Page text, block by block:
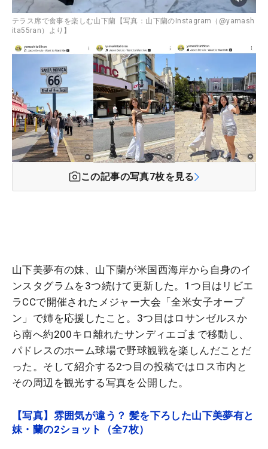
テラス席で食事を楽しむ山下蘭【写真：山下蘭のInstagram（@yamash
ita55ran）より】
この記事の写真7枚を見る
山下美夢有の妹、山下蘭が米国西海岸から自身のイ
ンスタグラムを3つ続けて更新した。1つ目はリビエ
ラCCで開催されたメジャー大会「全米女子オープ
ン」で姉を応援したこと。3つ目はロサンゼルスか
ら南へ約200キロ離れたサンディエゴまで移動し、
パドレスのホーム球場で野球観戦を楽しんだことだ
った。そして紹介する2つ目の投稿ではロス市内と
その周辺を観光する写真を公開した。
【写真】雰囲気が違う？ 髪を下ろした山下美夢有と
妹・蘭の2ショット（全7枚）